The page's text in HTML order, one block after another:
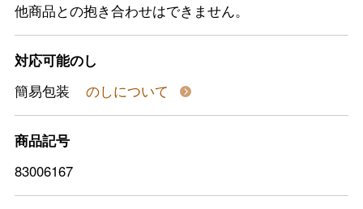
他商品との抱き合わせはできません。
対応可能のし
簡易包装
のしについて
商品記号
83006167